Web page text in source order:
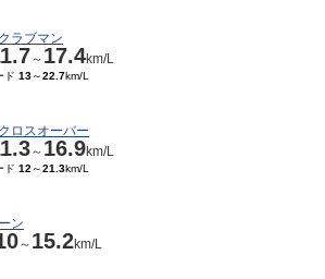
ラブマン
～ 17.4km/L
ド 13～22.7km/L
ロスオーバー
～ 16.9km/L
ド 12 ～21.3km/L
ン
～ 15.2km/L